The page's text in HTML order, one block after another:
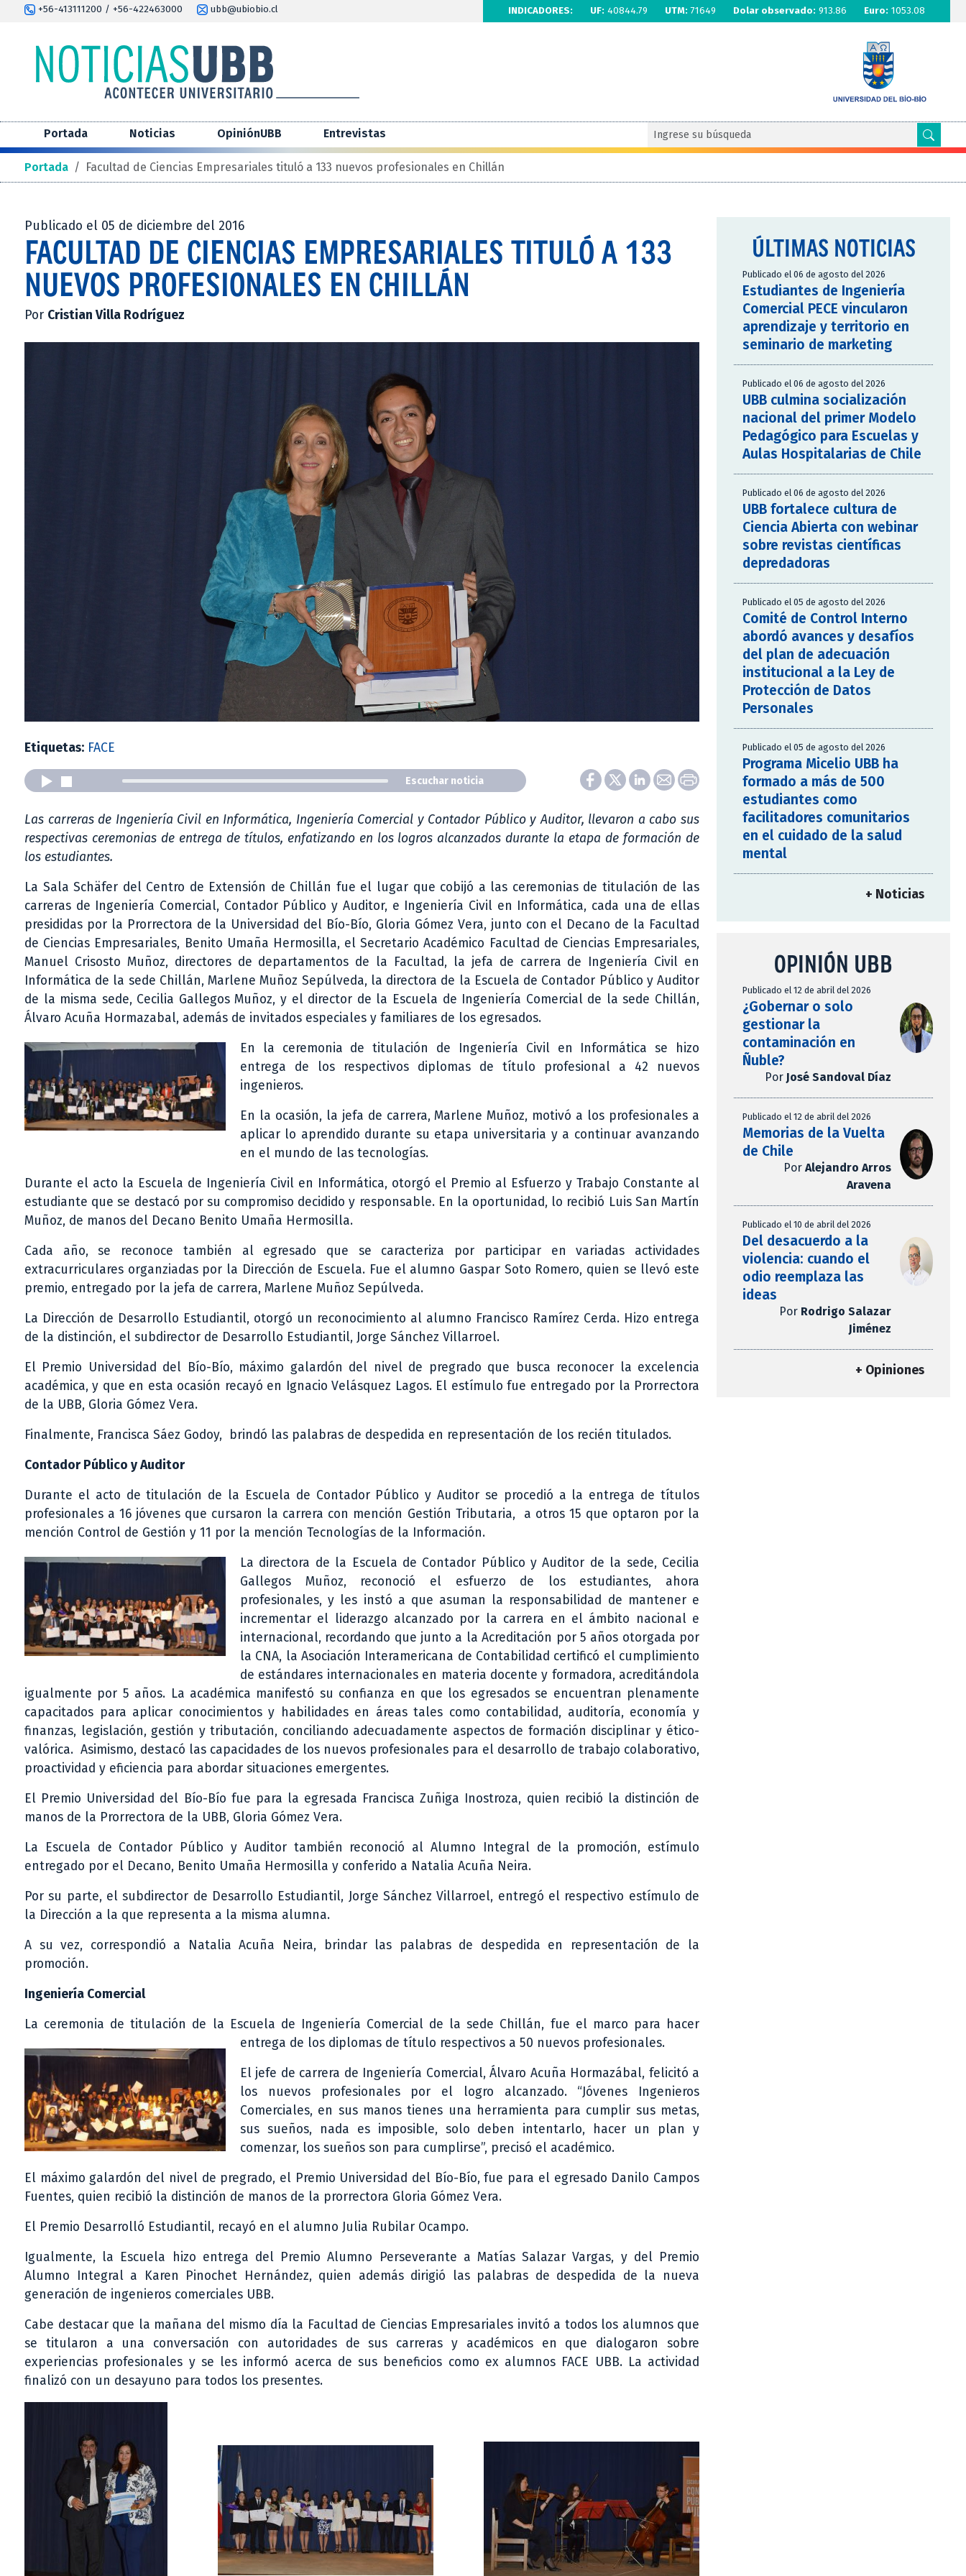
+56-413111200 / +56-422463000 ubb@ubiobio.cl INDICADORES: UF: 40844.79 UTM: 71649 Dolar observado: 913.86 Euro: 1053.08
Portada Noticias OpiniónUBB Entrevistas
Portada / Facultad de Ciencias Empresariales tituló a 133 nuevos profesionales en Chillán
Publicado el 05 de diciembre del 2016
FACULTAD DE CIENCIAS EMPRESARIALES TITULÓ A 133
NUEVOS PROFESIONALES EN CHILLÁN
Por Cristian Villa Rodríguez
Etiquetas: FACE
Escuchar noticia
Las carreras de Ingeniería Civil en Informática, Ingeniería Comercial y Contador Público y Auditor, llevaron a cabo sus
respectivas ceremonias de entrega de títulos, enfatizando en los logros alcanzados durante la etapa de formación de
los estudiantes.
La Sala Schäfer del Centro de Extensión de Chillán fue el lugar que cobijó a las ceremonias de titulación de las
carreras de Ingeniería Comercial, Contador Público y Auditor, e Ingeniería Civil en Informática, cada una de ellas
presididas por la Prorrectora de la Universidad del Bío-Bío, Gloria Gómez Vera, junto con el Decano de la Facultad
de Ciencias Empresariales, Benito Umaña Hermosilla, el Secretario Académico Facultad de Ciencias Empresariales,
Manuel Crisosto Muñoz, directores de departamentos de la Facultad, la jefa de carrera de Ingeniería Civil en
Informática de la sede Chillán, Marlene Muñoz Sepúlveda, la directora de la Escuela de Contador Público y Auditor
de la misma sede, Cecilia Gallegos Muñoz, y el director de la Escuela de Ingeniería Comercial de la sede Chillán,
Álvaro Acuña Hormazabal, además de invitados especiales y familiares de los egresados.
En la ceremonia de titulación de Ingeniería Civil en Informática se hizo
entrega de los respectivos diplomas de título profesional a 42 nuevos
ingenieros.
En la ocasión, la jefa de carrera, Marlene Muñoz, motivó a los profesionales a
aplicar lo aprendido durante su etapa universitaria y a continuar avanzando
en el mundo de las tecnologías.
Durante el acto la Escuela de Ingeniería Civil en Informática, otorgó el Premio al Esfuerzo y Trabajo Constante al
estudiante que se destacó por su compromiso decidido y responsable. En la oportunidad, lo recibió Luis San Martín
Muñoz, de manos del Decano Benito Umaña Hermosilla.
Cada año, se reconoce también al egresado que se caracteriza por participar en variadas actividades
extracurriculares organziadas por la Dirección de Escuela. Fue el alumno Gaspar Soto Romero, quien se llevó este
premio, entregado por la jefa de carrera, Marlene Muñoz Sepúlveda.
La Dirección de Desarrollo Estudiantil, otorgó un reconocimiento al alumno Francisco Ramírez Cerda. Hizo entrega
de la distinción, el subdirector de Desarrollo Estudiantil, Jorge Sánchez Villarroel.
El Premio Universidad del Bío-Bío, máximo galardón del nivel de pregrado que busca reconocer la excelencia
académica, y que en esta ocasión recayó en Ignacio Velásquez Lagos. El estímulo fue entregado por la Prorrectora
de la UBB, Gloria Gómez Vera.
Finalmente, Francisca Sáez Godoy, brindó las palabras de despedida en representación de los recién titulados.
Contador Público y Auditor
Durante el acto de titulación de la Escuela de Contador Público y Auditor se procedió a la entrega de títulos
profesionales a 16 jóvenes que cursaron la carrera con mención Gestión Tributaria, a otros 15 que optaron por la
mención Control de Gestión y 11 por la mención Tecnologías de la Información.
La directora de la Escuela de Contador Público y Auditor de la sede, Cecilia
Gallegos Muñoz, reconoció el esfuerzo de los estudiantes, ahora
profesionales, y les instó a que asuman la responsabilidad de mantener e
incrementar el liderazgo alcanzado por la carrera en el ámbito nacional e
internacional, recordando que junto a la Acreditación por 5 años otorgada por
la CNA, la Asociación Interamericana de Contabilidad certificó el cumplimiento
de estándares internacionales en materia docente y formadora, acreditándola
igualmente por 5 años. La académica manifestó su confianza en que los egresados se encuentran plenamente
capacitados para aplicar conocimientos y habilidades en áreas tales como contabilidad, auditoría, economía y
finanzas, legislación, gestión y tributación, conciliando adecuadamente aspectos de formación disciplinar y ético-
valórica. Asimismo, destacó las capacidades de los nuevos profesionales para el desarrollo de trabajo colaborativo,
proactividad y eficiencia para abordar situaciones emergentes.
El Premio Universidad del Bío-Bío fue para la egresada Francisca Zuñiga Inostroza, quien recibió la distinción de
manos de la Prorrectora de la UBB, Gloria Gómez Vera.
La Escuela de Contador Público y Auditor también reconoció al Alumno Integral de la promoción, estímulo
entregado por el Decano, Benito Umaña Hermosilla y conferido a Natalia Acuña Neira.
Por su parte, el subdirector de Desarrollo Estudiantil, Jorge Sánchez Villarroel, entregó el respectivo estímulo de
la Dirección a la que representa a la misma alumna.
A su vez, correspondió a Natalia Acuña Neira, brindar las palabras de despedida en representación de la
promoción.
Ingeniería Comercial
La ceremonia de titulación de la Escuela de Ingeniería Comercial de la sede Chillán, fue el marco para hacer
entrega de los diplomas de título respectivos a 50 nuevos profesionales.
El jefe de carrera de Ingeniería Comercial, Álvaro Acuña Hormazábal, felicitó a
los nuevos profesionales por el logro alcanzado. “Jóvenes Ingenieros
Comerciales, en sus manos tienes una herramienta para cumplir sus metas,
sus sueños, nada es imposible, solo deben intentarlo, hacer un plan y
comenzar, los sueños son para cumplirse”, precisó el académico.
El máximo galardón del nivel de pregrado, el Premio Universidad del Bío-Bío, fue para el egresado Danilo Campos
Fuentes, quien recibió la distinción de manos de la prorrectora Gloria Gómez Vera.
El Premio Desarrolló Estudiantil, recayó en el alumno Julia Rubilar Ocampo.
Igualmente, la Escuela hizo entrega del Premio Alumno Perseverante a Matías Salazar Vargas, y del Premio
Alumno Integral a Karen Pinochet Hernández, quien además dirigió las palabras de despedida de la nueva
generación de ingenieros comerciales UBB.
Cabe destacar que la mañana del mismo día la Facultad de Ciencias Empresariales invitó a todos los alumnos que
se titularon a una conversación con autoridades de sus carreras y académicos en que dialogaron sobre
experiencias profesionales y se les informó acerca de sus beneficios como ex alumnos FACE UBB. La actividad
finalizó con un desayuno para todos los presentes.
ÚLTIMAS NOTICIAS
Publicado el 06 de agosto del 2026
Estudiantes de Ingeniería
Comercial PECE vincularon
aprendizaje y territorio en
seminario de marketing
Publicado el 06 de agosto del 2026
UBB culmina socialización
nacional del primer Modelo
Pedagógico para Escuelas y
Aulas Hospitalarias de Chile
Publicado el 06 de agosto del 2026
UBB fortalece cultura de
Ciencia Abierta con webinar
sobre revistas científicas
depredadoras
Publicado el 05 de agosto del 2026
Comité de Control Interno
abordó avances y desafíos
del plan de adecuación
institucional a la Ley de
Protección de Datos
Personales
Publicado el 05 de agosto del 2026
Programa Micelio UBB ha
formado a más de 500
estudiantes como
facilitadores comunitarios
en el cuidado de la salud
mental
+ Noticias
OPINIÓN UBB
Publicado el 12 de abril del 2026
¿Gobernar o solo
gestionar la
contaminación en
Ñuble?
Por José Sandoval Díaz
Publicado el 12 de abril del 2026
Memorias de la Vuelta
de Chile
Por Alejandro Arros
Aravena
Publicado el 10 de abril del 2026
Del desacuerdo a la
violencia: cuando el
odio reemplaza las
ideas
Por Rodrigo Salazar
Jiménez
+ Opiniones